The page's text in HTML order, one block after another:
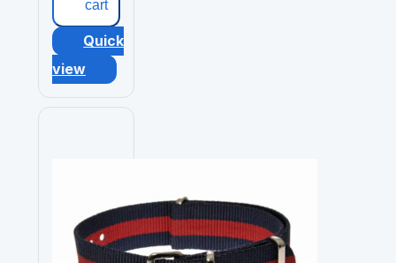
cart
Quick
view